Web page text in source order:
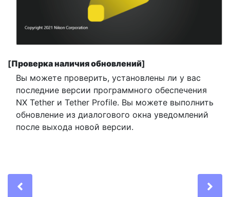
[Проверка наличия обновлений]
Вы можете проверить, установлены ли у вас
последние версии программного обеспечения
NX Tether и Tether Profile. Вы можете выполнить
обновление из диалогового окна уведомлений
после выхода новой версии.